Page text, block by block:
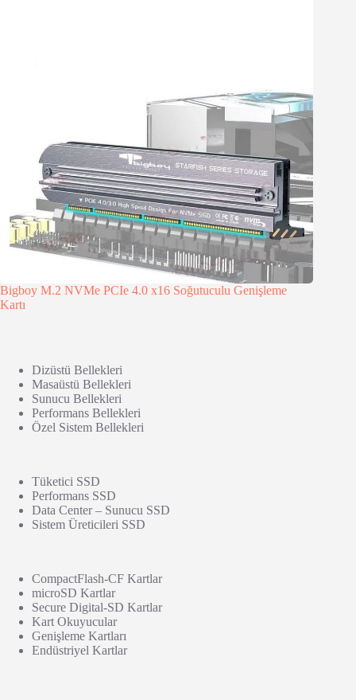
Bigboy M.2 NVMe PCIe 4.0 x16 Soğutuculu Genişleme
Kartı
Dizüstü Bellekleri
Masaüstü Bellekleri
Sunucu Bellekleri
Performans Bellekleri
Özel Sistem Bellekleri
Tüketici SSD
Performans SSD
Data Center – Sunucu SSD
Sistem Üreticileri SSD
CompactFlash-CF Kartlar
microSD Kartlar
Secure Digital-SD Kartlar
Kart Okuyucular
Genişleme Kartları
Endüstriyel Kartlar